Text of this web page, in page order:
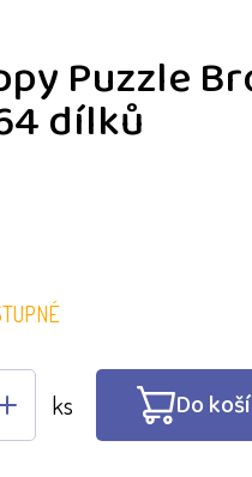
Puzzle
dílků
ks Do